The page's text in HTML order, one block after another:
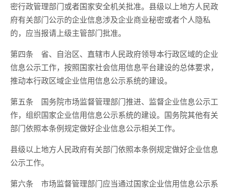
密行政管理部门或者国家安全机关批准。县级以上地方人民政
府有关部门公示的企业信息涉及企业商业秘密或者个人隐私
的，应当报请上级主管部门批准。
第四条 省、自治区、直辖市人民政府领导本行政区域的企业
信息公示工作，按照国家社会信用信息平台建设的总体要求，
推动本行政区域企业信用信息公示系统的建设。
第五条 国务院市场监督管理部门推进、监督企业信息公示工
作，组织国家企业信用信息公示系统的建设。国务院其他有关
部门依照本条例规定做好企业信息公示相关工作。
县级以上地方人民政府有关部门依照本条例规定做好企业信息
公示工作。
第六条 市场监督管理部门应当通过国家企业信用信息公示系